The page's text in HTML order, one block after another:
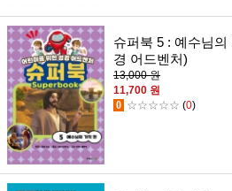
슈퍼북 5 : 예수님
경 어드벤처)
13,000 원
11,700 원
0 ☆☆☆☆☆ (0)